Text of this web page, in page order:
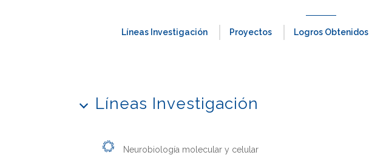
Líneas Investigación Proyectos Logros Obtenidos
Líneas Investigación
Neurobiología molecular y celular